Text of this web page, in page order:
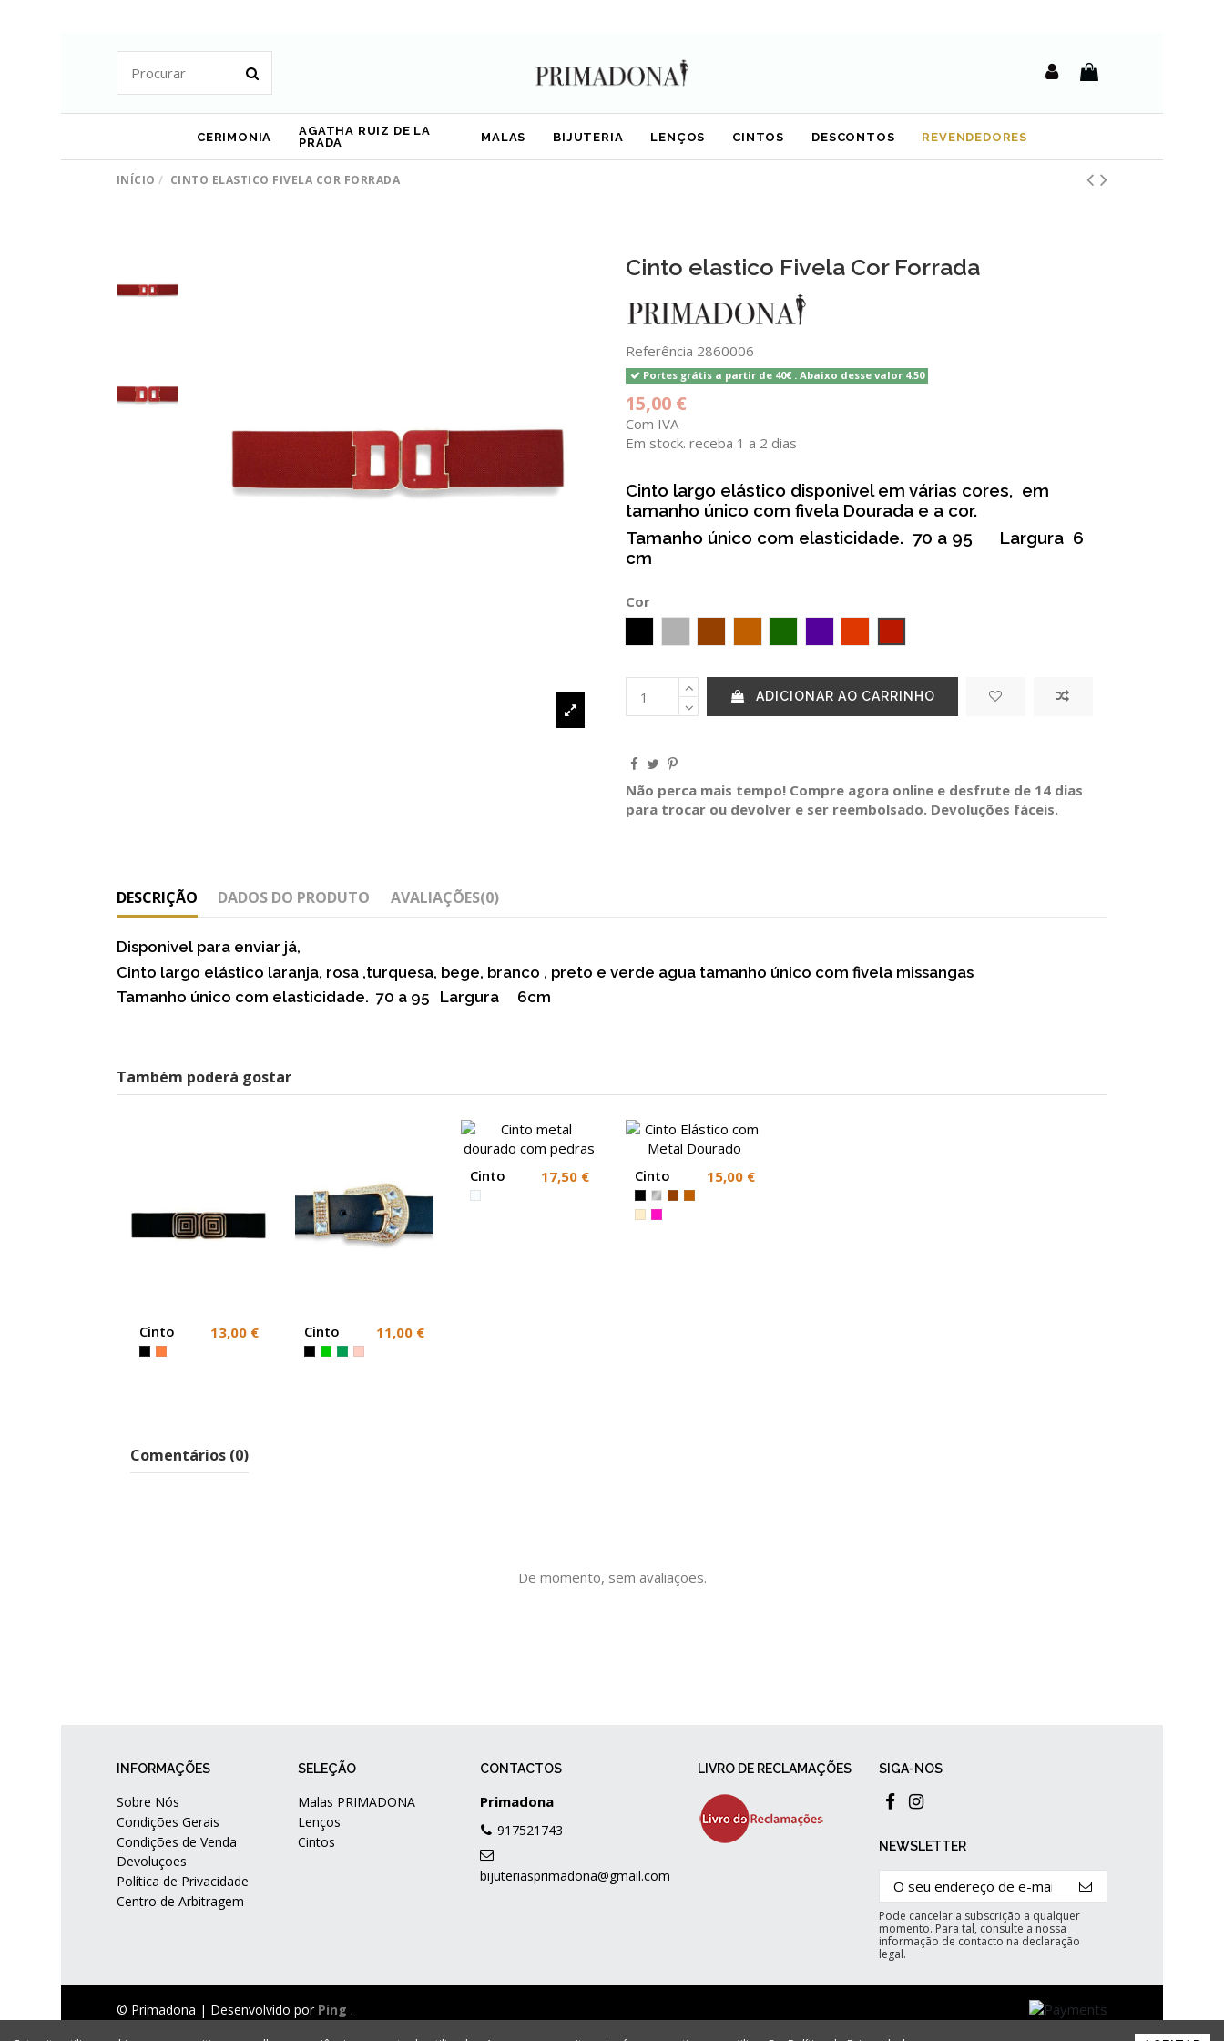
CERIMONIA
AGATHA RUIZ DE LA
PRADA
MALAS BIJUTERIA LENÇOS CINTOS DESCONTOS REVENDEDORES
INÍCIO CINTO ELASTICO FIVELA COR FORRADA
Cinto elastico Fivela Cor Forrada
Referência 2860006
Portes grátis a partir de 40€ . Abaixo desse valor 4.50
15,00 €
Com IVA
Em stock. receba 1 a 2 dias
Cinto largo elástico disponivel em várias cores, em
tamanho único com fivela Dourada e a cor.
Tamanho único com elasticidade. 70 a 95 Largura 6
cm
Cor
ADICIONAR AO CARRINHO
Não perca mais tempo! Compre agora online e desfrute de 14 dias
para trocar ou devolver e ser reembolsado. Devoluções fáceis.
DESCRIÇÃO DADOS DO PRODUTO AVALIAÇÕES(0)
Disponivel para enviar já,
Cinto largo elástico laranja, rosa ,turquesa, bege, branco , preto e verde agua tamanho único com fivela missangas
Tamanho único com elasticidade. 70 a 95 Largura 6cm
Também poderá gostar
Cinto
elástico
13,00 €
Cinto
elástico
11,00 €
Cinto
metal
17,50 €
Cinto
Elástico
com
Metal
15,00 €
Comentários (0)
De momento, sem avaliações.
INFORMAÇÕES
Sobre Nós
Condições Gerais
Condições de Venda
Devoluçoes
Política de Privacidade
Centro de Arbitragem
SELEÇÃO
Malas PRIMADONA
Lenços
Cintos
CONTACTOS
Primadona
917521743
bijuteriasprimadona@gmail.com
LIVRO DE RECLAMAÇÕES SIGA-NOS
NEWSLETTER
Pode cancelar a subscrição a qualquer
momento. Para tal, consulte a nossa
informação de contacto na declaração
legal.
© Primadona | Desenvolvido por Ping .